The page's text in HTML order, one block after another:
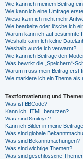
Wie kann ich meinem Beitrag
Wie kann ich eine Umfrage
Wieso kann ich nicht mehr
Wie bearbeite oder lösche ich
Warum kann ich auf bestimmte
Weshalb kann ich keine
Weshalb wurde ich verwarnt?
Wie kann ich Beiträge den
Was bewirkt die „Speichern“-
Warum muss mein Beitrag erst
Wie markiere ich ein Thema als
Textformatierung und
Was ist BBCode?
Kann ich HTML benutzen?
Was sind Smileys?
Kann ich Bilder in meine
Was sind globale
Was sind Bekanntmachungen?
Was sind wichtige Themen?
Was sind geschlossene